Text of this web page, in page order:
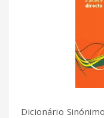
Dicionário